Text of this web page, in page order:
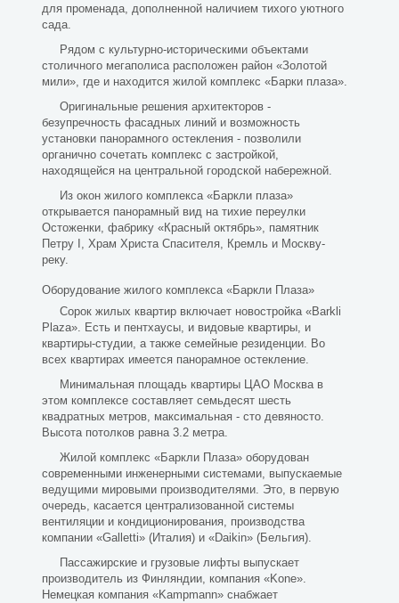
для променада, дополненной наличием тихого уютного
сада.
Рядом с культурно-историческими объектами
столичного мегаполиса расположен район «Золотой
мили», где и находится жилой комплекс «Барки плаза».
Оригинальные решения архитекторов -
безупречность фасадных линий и возможность
установки панорамного остекления - позволили
органично сочетать комплекс с застройкой,
находящейся на центральной городской набережной.
Из окон жилого комплекса «Баркли плаза»
открывается панорамный вид на тихие переулки
Остоженки, фабрику «Красный октябрь», памятник
Петру I, Храм Христа Спасителя, Кремль и Москву-
реку.
Оборудование жилого комплекса «Баркли Плаза»
Сорок жилых квартир включает новостройка «Barkli
Plaza». Есть и пентхаусы, и видовые квартиры, и
квартиры-студии, а также семейные резиденции. Во
всех квартирах имеется панорамное остекление.
Минимальная площадь квартиры ЦАО Москва в
этом комплексе составляет семьдесят шесть
квадратных метров, максимальная - сто девяносто.
Высота потолков равна 3.2 метра.
Жилой комплекс «Баркли Плаза» оборудован
современными инженерными системами, выпускаемые
ведущими мировыми производителями. Это, в первую
очередь, касается централизованной системы
вентиляции и кондиционирования, производства
компании «Galletti» (Италия) и «Daikin» (Бельгия).
Пассажирские и грузовые лифты выпускает
производитель из Финляндии, компания «Kone».
Немецкая компания «Kampmann» снабжает